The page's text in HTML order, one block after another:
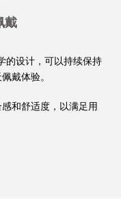
戴
的设计，可以持续保持
戴体验。
和舒适度，以满足用